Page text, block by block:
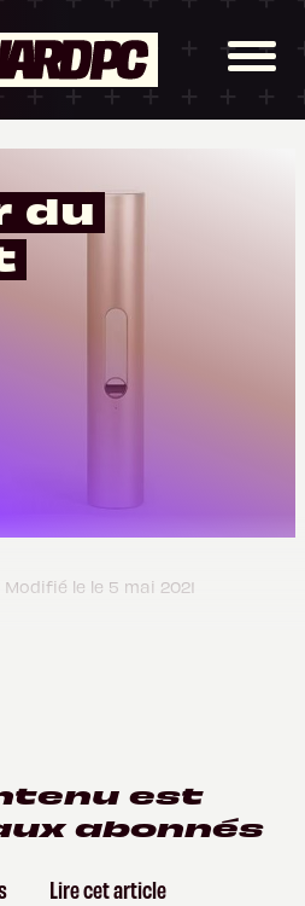
du
Modifié le le 5 mai 2021
est
abonnés
Lire cet article